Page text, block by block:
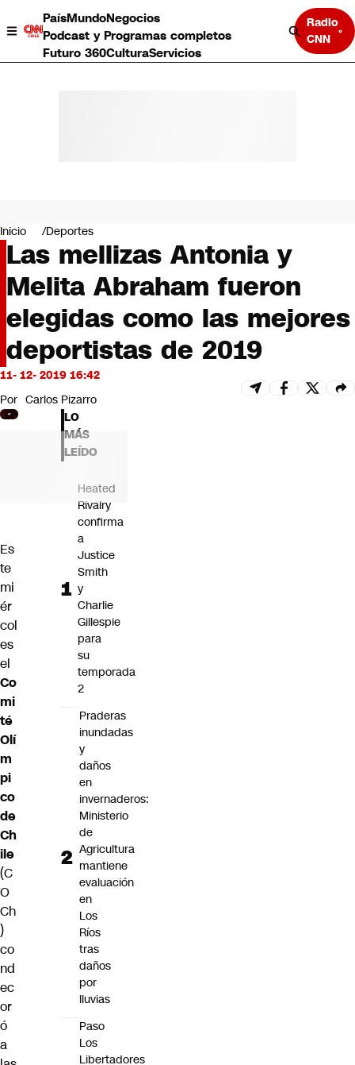
PaísMundoNegocios
Podcast y Programas completos
Futuro 360CulturaServicios
Radio
CNN
Negocios
Deportes
Programas completos
Cultura
Servicios
Bits
CNN Data
CNN tiempo
Futuro 360
Inicio Deportes
Las mellizas Antonia y
Melita Abraham fueron
elegidas como las mejores
deportistas de 2019
11- 12- 2019 16:42
Por Carlos Pizarro
Es
te
mi
ér
col
es
el
Co
mi
té
Olí
m
pi
co
de
Ch
ile
(C
O
Ch
)
co
nd
ec
or
ó
a
LO
MÁS
LEÍDO
Heated
Rivalry
confirma
a
Justice
Smith
y
Charlie
Gillespie
para
su
temporada
2
Praderas
inundadas
y
daños
en
invernaderos:
Ministerio
de
Agricultura
mantiene
evaluación
en
Los
Ríos
tras
daños
por
lluvias
Paso
Los
Libertadores